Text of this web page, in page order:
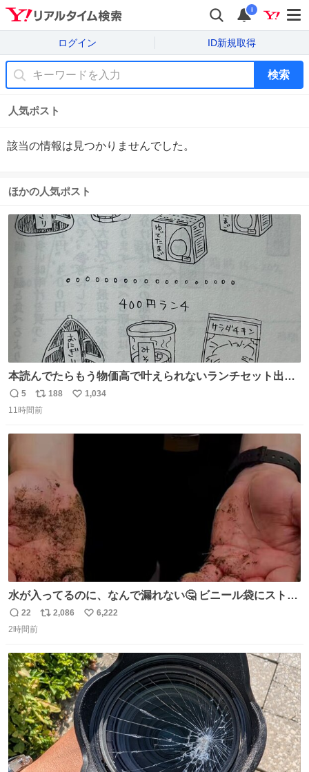
i
ログイン ID新規取得
検索
人気ポスト
該当の情報は見つかりませんでした。
ほかの人気ポスト
本読んでたらもう物価高で叶えられないランチセット出て
きた
返
信
5
リ
ポ
188
い
1,034
11時間前
水が入ってるのに、なんで漏れない🤔 ビニール袋にストロ
ーを刺しているだけなのに、水が漏れない😳 実はこれ、ち
ゃんと理由があるんです💁🏽‍♂️ ビニール袋に水を入れて、ス
あると、水はほとんど出てきません🙆🏽‍♂️ ポイントは「空
気」でした🤭
返
信
22
リ
ト
数
2,086
い
数
6,222
2時間前